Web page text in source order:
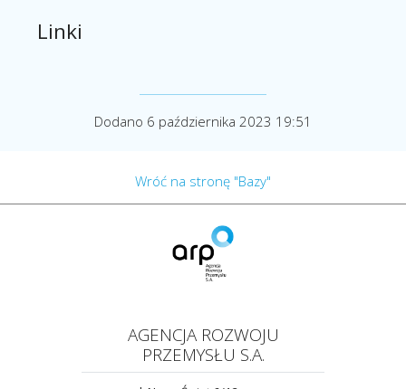
Linki
Dodano 6 października 2023 19:51
Wróć na stronę "Bazy"
AGENCJA ROZWOJU
PRZEMYSŁU S.A.